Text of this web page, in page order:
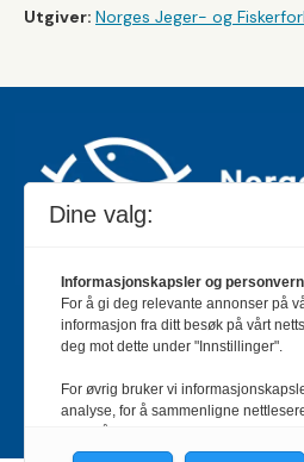
Utgiver: Norges Jeger- og
Jakt & Fiske er landets største
jakt- og fiskeinteresserte med
Bladet er en månedlig
Jeger- og Fiskerforbund.
Meld
Dine valg:
Informasjonskapsler og personvern
For å gi deg relevante annonser på
informasjon fra ditt besøk på vårt
deg mot dette under "Innstillinger".
For øvrig bruker vi
analyse, for å sammenligne
personvernerklæring.